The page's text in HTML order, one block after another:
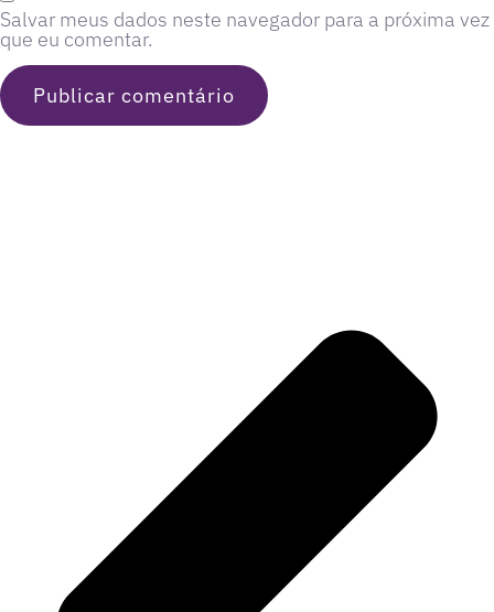
Salvar meus dados neste navegador para a próxima vez
que eu comentar.